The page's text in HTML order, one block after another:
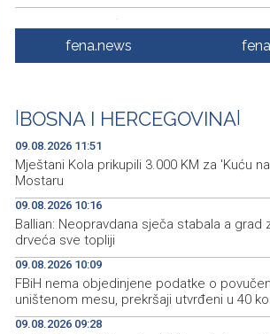
Pezer već sutra nastupa u
da će i navečer biti u finalu EP-a u
10:09
FBiH nema objedinjene podatke o
uništenom mesu, prekršaji utvrđeni u 40
fena.news
BOSNA I HERCEGOVINA
09.08.2026 11:51
Mještani Kola prikupili 3.000 KM za 'Kuću
Mostaru
09.08.2026 10:16
Ballian: Neopravdana sječa stabala a grad
drveća sve topliji
09.08.2026 10:09
FBiH nema objedinjene podatke o
uništenom mesu, prekršaji utvrđeni u 40
09.08.2026 09:28